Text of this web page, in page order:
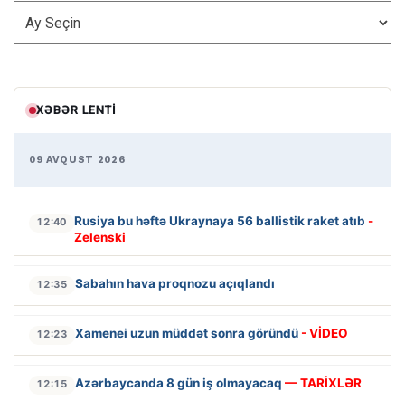
ARXİV
XƏBƏR LENTI
09 AVQUST 2026
12:40 Rusiya bu həftə Ukraynaya 56 ballistik raket atıb -
Zelenski
12:35 Sabahın hava proqnozu açıqlandı
12:23 Xamenei uzun müddət sonra göründü - VİDEO
12:15 Azərbaycanda 8 gün iş olmayacaq — TARİXLƏR